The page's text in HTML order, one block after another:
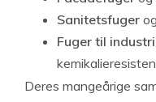
Sanitetsfuger
Fuger til
Deres mangeårige